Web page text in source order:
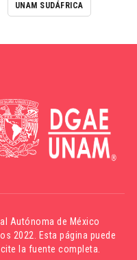
UNAM SUDÁFRICA
Autónoma de México
2022. Esta página puede
la fuente completa.